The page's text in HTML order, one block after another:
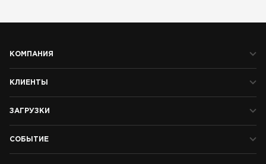
КОМПАНИЯ
КЛИЕНТЫ
ЗАГРУЗКИ
СОБЫТИЕ